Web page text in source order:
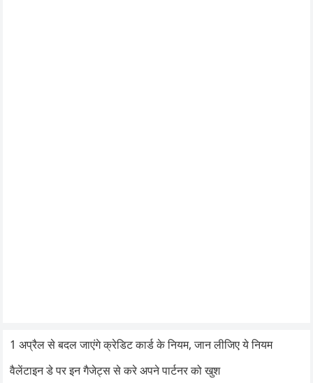
1 अप्रैल से बदल जाएंगे क्रेडिट कार्ड के नियम, जान लीजिए ये नियम
वैलेंटाइन डे पर इन गैजेट्स से करे अपने पार्टनर को खुश